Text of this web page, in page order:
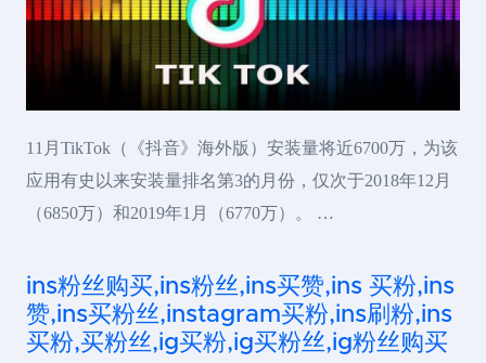
11月TikTok（《抖音》海外版）安装量将近6700万，为该
应用有史以来安装量排名第3的月份，仅次于2018年12月
（6850万）和2019年1月（6770万）。 …
ins粉丝购买,ins粉丝,ins买赞,ins 买粉,ins
赞,ins买粉丝,instagram买粉,ins刷粉,ins
买粉,买粉丝,ig买粉,ig买粉丝,ig粉丝购买